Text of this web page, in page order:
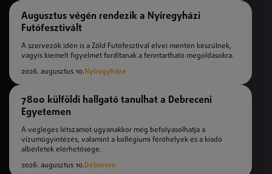
Augusztus végén rendezik a Nyíregyházi
Futófesztivált
A szervezők idén is a Zöld Futófesztivál elvei mentén készülnek,
vagyis kiemelt figyelmet fordítanak a fenntartható megoldásokra.
2026. augusztus 10. Nyíregyháza
7800 külföldi hallgató tanulhat a Debreceni
Egyetemen
A végleges létszámot ugyanakkor még befolyásolhatja a
vízumügyintézés, valamint a kollégiumi férőhelyek és a kiadó
albérletek elérhetősége.
2026. augusztus 10.Debrecen